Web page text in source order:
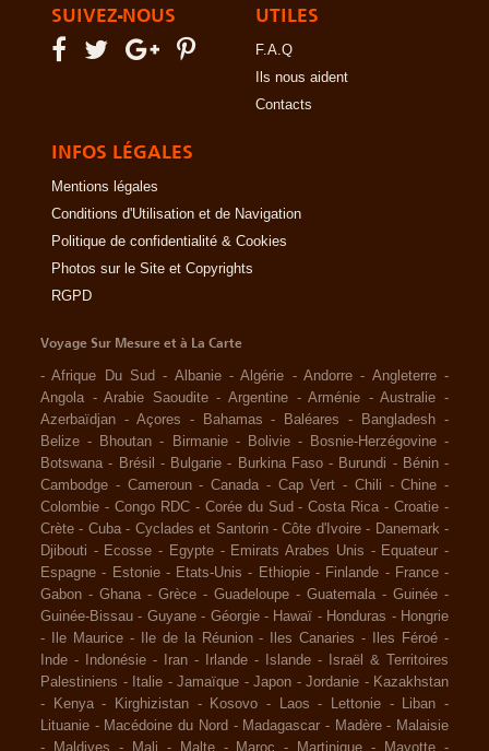
SUIVEZ-NOUS UTILES
F.A.Q
Ils nous aident
Contacts
INFOS LÉGALES
Mentions légales
Conditions d'Utilisation et de Navigation
Politique de confidentialité & Cookies
Photos sur le Site et Copyrights
RGPD
Voyage Sur Mesure et à La Carte
-Afrique Du Sud - Albanie -Algérie -Andorre - Angleterre -
Angola -Arabie Saoudite -Argentine -Arménie -Australie -
Azerbaïdjan - Açores - Bahamas - Baléares - Bangladesh -
Belize - Bhoutan - Birmanie - Bolivie - Bosnie-Herzégovine -
Botswana - Brésil - Bulgarie - Burkina Faso - Burundi - Bénin -
Cambodge - Cameroun - Canada - Cap Vert - Chili -Chine -
Colombie - Congo RDC - Corée du Sud -Costa Rica -Croatie -
Crète - Cuba - Cyclades et Santorin -Côte d'Ivoire - Danemark -
Djibouti - Ecosse - Egypte - Emirats Arabes Unis - Equateur -
Espagne - Estonie - Etats-Unis - Ethiopie - Finlande - France -
Gabon - Ghana - Grèce - Guadeloupe - Guatemala - Guinée -
Guinée-Bissau - Guyane - Géorgie - Hawaï - Honduras - Hongrie
-
Ile Maurice - Ile de la Réunion - Iles Canaries - Iles Féroé -
Inde - Indonésie - Iran - Irlande - Islande -
Israël & Territoires
Palestiniens - Italie - Jamaïque - Japon - Jordanie - Kazakhstan
-
Kenya - Kirghizistan - Kosovo - Laos - Lettonie - Liban -
Lituanie - Macédoine du Nord - Madagascar - Madère - Malaisie
-
Maldives - Mali - Malte - Maroc - Martinique - Mayotte -